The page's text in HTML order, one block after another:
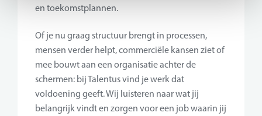
en toekomstplannen.
Of je nu graag structuur brengt in processen,
mensen verder helpt, commerciële kansen ziet of
mee bouwt aan een organisatie achter de
schermen: bij Talentus vind je werk dat
voldoening geeft. Wij luisteren naar wat jij
belangrijk vindt en zorgen voor een job waarin jij